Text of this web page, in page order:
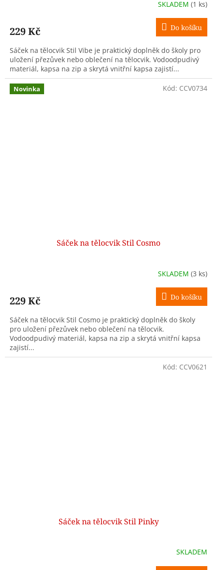
SKLADEM (1 ks)
229 Kč Do košíku
Sáček na tělocvik Stil Vibe je praktický doplněk do školy pro
uložení přezůvek nebo oblečení na tělocvik. Vodoodpudivý
materiál, kapsa na zip a skrytá vnitřní kapsa zajistí...
Novinka
Sáček na tělocvik Stil Cosmo
SKLADEM (3 ks)
229 Kč Do košíku
Sáček na tělocvik Stil Cosmo je praktický doplněk do školy
pro uložení přezůvek nebo oblečení na tělocvik.
Vodoodpudivý materiál, kapsa na zip a skrytá vnitřní kapsa
zajistí...
Kód: CCV0734
Sáček na tělocvik Stil Pinky
SKLADEM
Kód: CCV0621